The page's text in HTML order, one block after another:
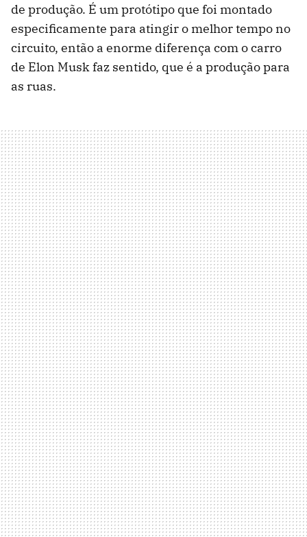
de produção. É um protótipo que foi montado
especificamente para atingir o melhor tempo no
circuito, então a enorme diferença com o carro
de Elon Musk faz sentido, que é a produção para
as ruas.